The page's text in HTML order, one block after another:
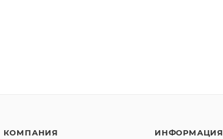
КОМПАНИЯ ИНФОРМАЦИЯ